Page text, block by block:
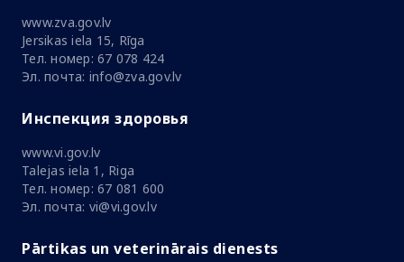
www.zva.gov.lv
Jersikas iela 15, Rīga
Тел. номер: 67 078 424
Эл. почта: info@zva.gov.lv
Инспекция здоровья
www.vi.gov.lv
Talejas iela 1, Riga
Тел. номер: 67 081 600
Эл. почта: vi@vi.gov.lv
Pārtikas un veterinārais dienests